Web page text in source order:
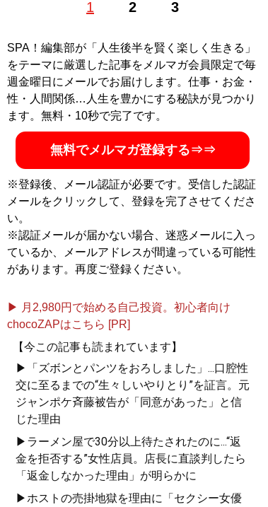
1 2 3
して働きながら脚本家を志すも挫折。業界新聞の記者、
在は歌舞伎町ホストのSNS運用ほか、アングラ、夜職、
歌舞伎町カルチャーを主な取材領域に記者として活動
中。表には出にくい人間模様を追い続けている。猫と過
ごす時間が至福 X：ohreindb
記事一覧へ
SPA！編集部が「人生後半を賢く楽しく生きる」
をテーマに厳選した記事をメルマガ会員限定で毎
週金曜日にメールでお届けします。仕事・お金・
性・人間関係…人生を豊かにする秘訣が見つかり
ます。無料・10秒で完了です。
無料でメルマガ登録する⇒⇒
※登録後、メール認証が必要です。受信した認証
メールをクリックして、登録を完了させてくださ
い。
※認証メールが届かない場合、迷惑メールに入っ
ているか、メールアドレスが間違っている可能性
があります。再度ご登録ください。
▶ 月2,980円で始める自己投資。初心者向け
chocoZAPはこちら [PR]
【今この記事も読まれています】
▶「ズボンとパンツをおろしました」...口腔性
交に至るまでの“生々しいやりとり”を証言。元
ジャンポケ斉藤被告が「同意があった」と信
じた理由
▶ラーメン屋で30分以上待たされたのに...“返
金を拒否する”女性店員。店長に直談判したら
「返金しなかった理由」が明らかに
▶ホストの売掛地獄を理由に「セクシー女優